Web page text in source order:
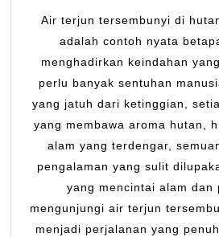
Air terjun tersembunyi di
adalah contoh nyata
menghadirkan keindahan
perlu banyak sentuhan
yang jatuh dari ketinggian,
yang membawa aroma hutan,
alam yang terdengar,
pengalaman yang sulit
yang mencintai alam dan
mengunjungi air terjun
menjadi perjalanan yang